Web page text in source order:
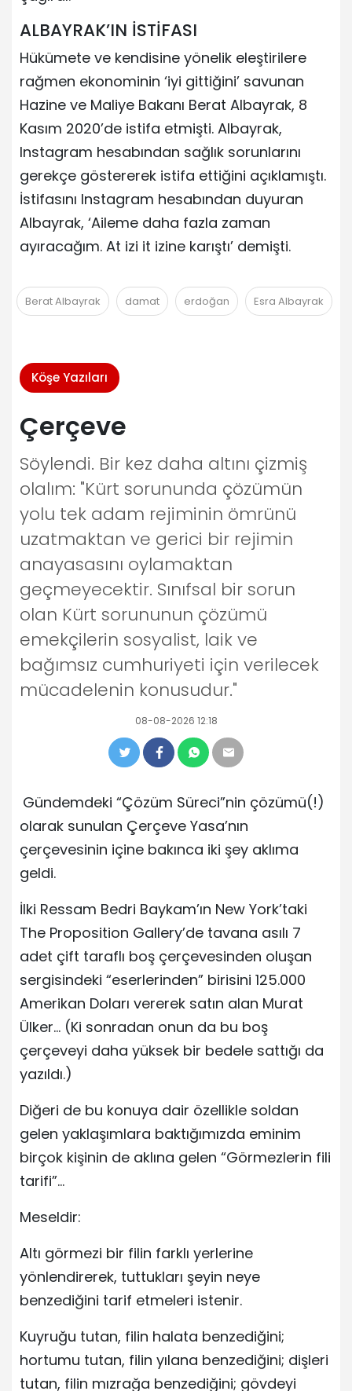
ALBAYRAK’IN İSTİFASI
Hükümete ve kendisine yönelik eleştirilere
rağmen ekonominin ‘iyi gittiğini’ savunan
Hazine ve Maliye Bakanı Berat Albayrak, 8
Kasım 2020’de istifa etmişti. Albayrak,
Instagram hesabından sağlık sorunlarını
gerekçe göstererek istifa ettiğini açıklamıştı.
İstifasını Instagram hesabından duyuran
Albayrak, ‘Aileme daha fazla zaman
ayıracağım. At izi it izine karıştı’ demişti.
Berat Albayrak damat erdoğan Esra Albayrak
Köşe Yazıları
Çerçeve
Söylendi. Bir kez daha altını çizmiş
olalım: "Kürt sorununda çözümün
yolu tek adam rejiminin ömrünü
uzatmaktan ve gerici bir rejimin
anayasasını oylamaktan
geçmeyecektir. Sınıfsal bir sorun
olan Kürt sorununun çözümü
emekçilerin sosyalist, laik ve
bağımsız cumhuriyeti için verilecek
mücadelenin konusudur."
08-08-2026 12:18
Gündemdeki “Çözüm Süreci”nin çözümü(!)
olarak sunulan Çerçeve Yasa’nın
çerçevesinin içine bakınca iki şey aklıma
geldi.
İlki Ressam Bedri Baykam’ın New York’taki
The Proposition Gallery’de tavana asılı 7
adet çift taraflı boş çerçevesinden oluşan
sergisindeki “eserlerinden” birisini 125.000
Amerikan Doları vererek satın alan Murat
Ülker… (Ki sonradan onun da bu boş
çerçeveyi daha yüksek bir bedele sattığı da
yazıldı.)
Diğeri de bu konuya dair özellikle soldan
gelen yaklaşımlara baktığımızda eminim
birçok kişinin de aklına gelen “Görmezlerin fili
tarifi”…
Meseldir:
Altı görmezi bir filin farklı yerlerine
yönlendirerek, tuttukları şeyin neye
benzediğini tarif etmeleri istenir.
Kuyruğu tutan, filin halata benzediğini;
hortumu tutan, filin yılana benzediğini; dişleri
tutan, filin mızrağa benzediğini; gövdeyi